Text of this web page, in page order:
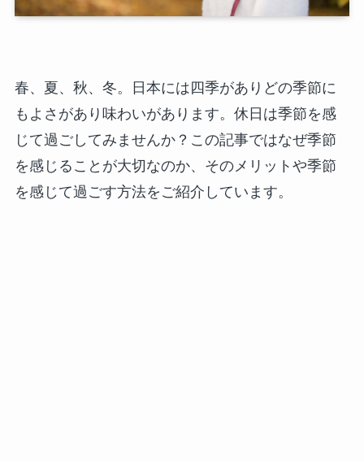
春、夏、秋、冬。日本には四季がありどの季節に
もよさがあり味わいがあります。休日は季節を感
じて過ごしてみませんか？この記事ではなぜ季節
を感じることが大切なのか、そのメリットや季節
を感じて過ごす方法をご紹介しています。